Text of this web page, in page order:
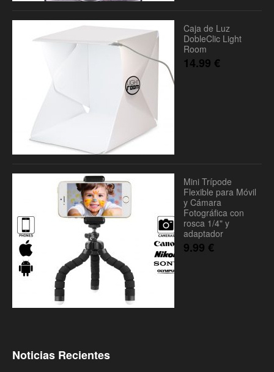
Caja de Luz
DobleClic Light
Room
14.99 €
Mini Trípode
Flexible para Móvil
y Cámara
Fotográfica con
rosca 1/4" y
adaptador
9.99 €
Noticias Recientes